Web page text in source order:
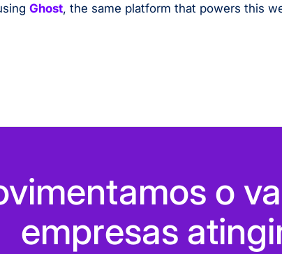
Ghost, the same platform that powers this
o
empresas